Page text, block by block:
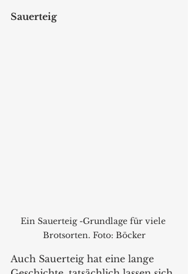
Sauerteig
Ein Sauerteig -Grundlage für viele
Brotsorten. Foto: Böcker
Auch Sauerteig hat eine lange